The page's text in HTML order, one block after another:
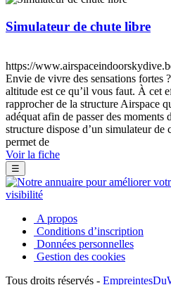
Simulateur de chute libre
https://
Envie de vivre des sensations fortes
altitude est ce qu’il vous faut. À cet
rapprocher de la structure Airspace
adéquat afin de passer des moments
structure dispose d’un simulateur
permet de
Voir la fiche
☰
A propos
Conditions d’inscription
Données personnelles
Gestion des cookies
Tous droits réservés -